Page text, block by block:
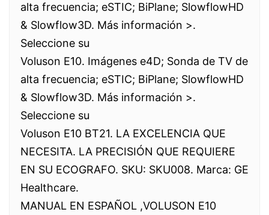
alta frecuencia; eSTIC; BiPlane; SlowflowHD
& Slowflow3D. Más información >.
Seleccione su
Voluson E10. Imágenes e4D; Sonda de TV de
alta frecuencia; eSTIC; BiPlane; SlowflowHD
& Slowflow3D. Más información >.
Seleccione su
Voluson E10 BT21. LA EXCELENCIA QUE
NECESITA. LA PRECISIÓN QUE REQUIERE
EN SU ECOGRAFO. SKU: SKU008. Marca: GE
Healthcare.
MANUAL EN ESPAÑOL ,VOLUSON E10